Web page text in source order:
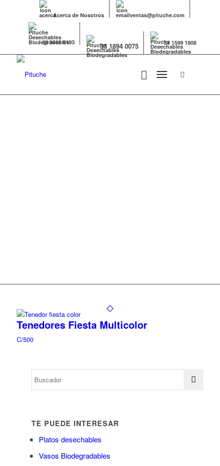
Acerca de Nosotros ventas@pituche.com
33 3666 0193 33 1894 0075 33 1599 1808
Tenedores Fiesta Multicolor
C/500
TE PUEDE INTERESAR
Platos desechables
Vasos Biodegradables